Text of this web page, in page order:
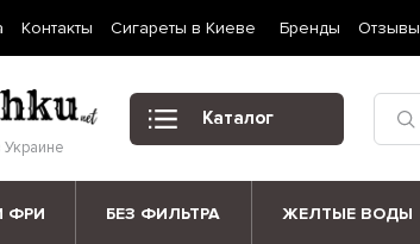
Контакты Сигареты в Киеве Бренды Отзывы
Украине
Каталог
ФРИ БЕЗ ФИЛЬТРА ЖЕЛТЫЕ ВОДЫ